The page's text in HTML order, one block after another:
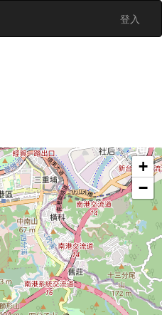
登入
+
−